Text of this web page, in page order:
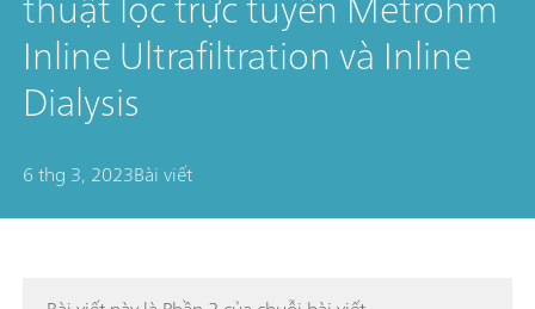
Inline Ultrafiltration và Inline
Dialysis
6 thg 3, 2023Bài viết